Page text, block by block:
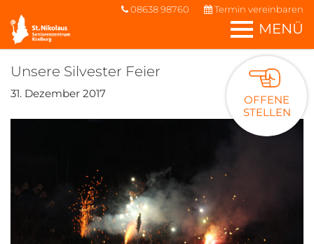
MENÜ
08638 98760 Termin vereinbaren
OFFENE
STELLEN
Unsere Silvester Feier
31. Dezember 2017